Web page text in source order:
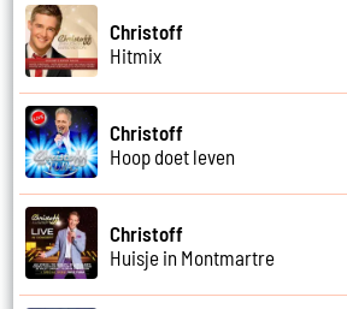
Christoff
Hitmix
Christoff
Hoop doet leven
Christoff
Huisje in Montmartre